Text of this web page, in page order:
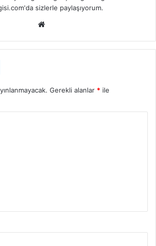
sizlerle paylaşıyorum.
Web
Gerekli alanlar * ile